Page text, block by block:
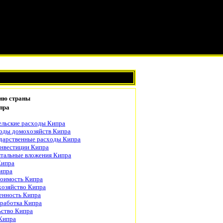
страны
расходы Кипра
домохозяйств Кипра
расходы Кипра
Кипра
вложения Кипра
Кипра
Кипра
Кипра
Кипра
Кипра